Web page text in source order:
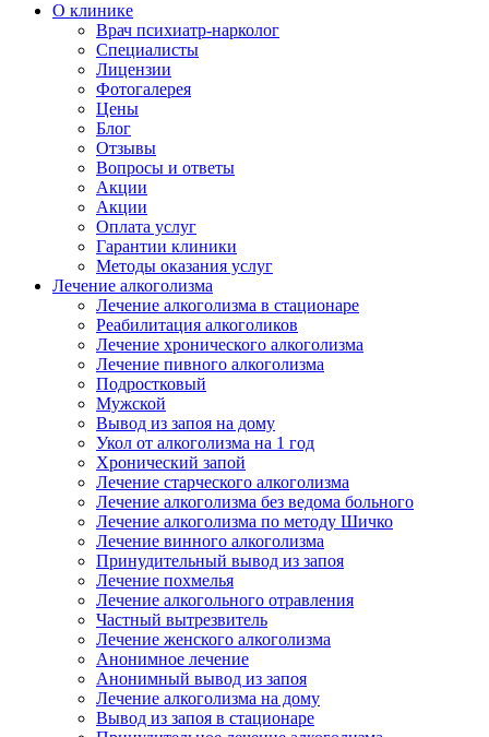
О клинике
Врач психиатр-нарколог
Специалисты
Лицензии
Фотогалерея
Цены
Блог
Отзывы
Вопросы и ответы
Акции
Акции
Оплата услуг
Гарантии клиники
Методы оказания услуг
Лечение алкоголизма
Лечение алкоголизма в стационаре
Реабилитация алкоголиков
Лечение хронического алкоголизма
Лечение пивного алкоголизма
Подростковый
Мужской
Вывод из запоя на дому
Укол от алкоголизма на 1 год
Хронический запой
Лечение старческого алкоголизма
Лечение алкоголизма без ведома больного
Лечение алкоголизма по методу Шичко
Лечение винного алкоголизма
Принудительный вывод из запоя
Лечение похмелья
Лечение алкогольного отравления
Частный вытрезвитель
Лечение женского алкоголизма
Анонимное лечение
Анонимный вывод из запоя
Лечение алкоголизма на дому
Вывод из запоя в стационаре